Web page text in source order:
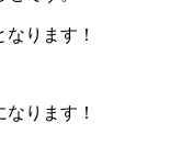
ります！
ります！